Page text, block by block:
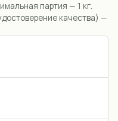
партия — 1 кг.
качества) —